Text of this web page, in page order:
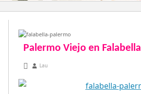
Palermo Viejo en Falabella
diciembre 28, 2012
Lau